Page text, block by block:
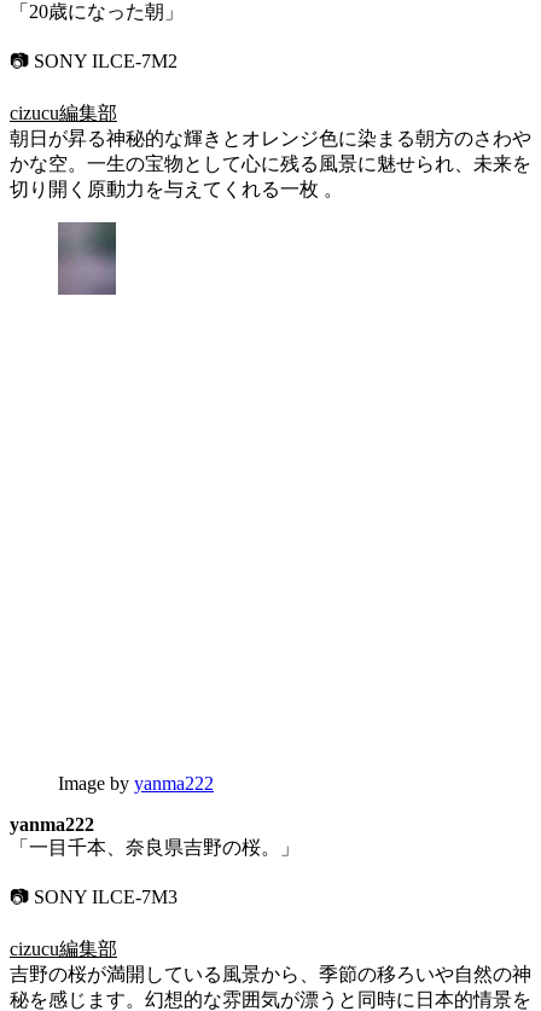
「20歳になった朝」
📷 SONY ILCE-7M2
cizucu編集部
朝日が昇る神秘的な輝きとオレンジ色に染まる朝方のさわや
かな空。一生の宝物として心に残る風景に魅せられ、未来を
切り開く原動力を与えてくれる一枚 。
Image by yanma222
yanma222
「一目千本、奈良県吉野の桜。」
📷 SONY ILCE-7M3
cizucu編集部
吉野の桜が満開している風景から、季節の移ろいや自然の神
秘を感じます。幻想的な雰囲気が漂うと同時に日本的情景を